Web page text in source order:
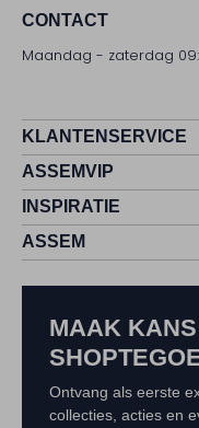
CONTACT
Maandag - zaterdag
KLANTENSERVICE
ASSEMVIP
INSPIRATIE
ASSEM
MAAK
Ontvang als eerste
collecties, acties en